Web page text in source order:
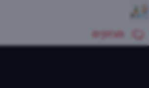
מבזקים